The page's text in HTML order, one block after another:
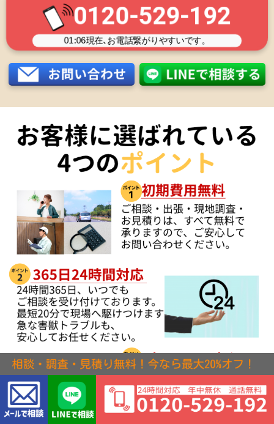
0120-529-192
01:06現在､お電話繋がりやすいです。